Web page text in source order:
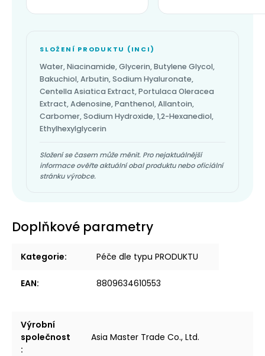
SLOŽENÍ PRODUKTU (INCI)
Water, Niacinamide, Glycerin, Butylene Glycol,
Bakuchiol, Arbutin, Sodium Hyaluronate,
Centella Asiatica Extract, Portulaca Oleracea
Extract, Adenosine, Panthenol, Allantoin,
Carbomer, Sodium Hydroxide, 1,2-Hexanediol,
Ethylhexylglycerin
Složení se časem může měnit. Pro nejaktuálnější
informace ověřte aktuální obal produktu nebo oficiální
stránku výrobce.
Doplňkové parametry
Kategorie: Péče dle typu PRODUKTU
EAN: 8809634610553
Výrobní
společnost
:
Asia Master Trade Co., Ltd.